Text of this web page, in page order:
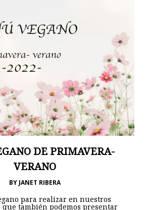
DE PRIMAVERA-
VERANO
BY JANET RIBERA
para realizar en nuestros
que también podemos presentar